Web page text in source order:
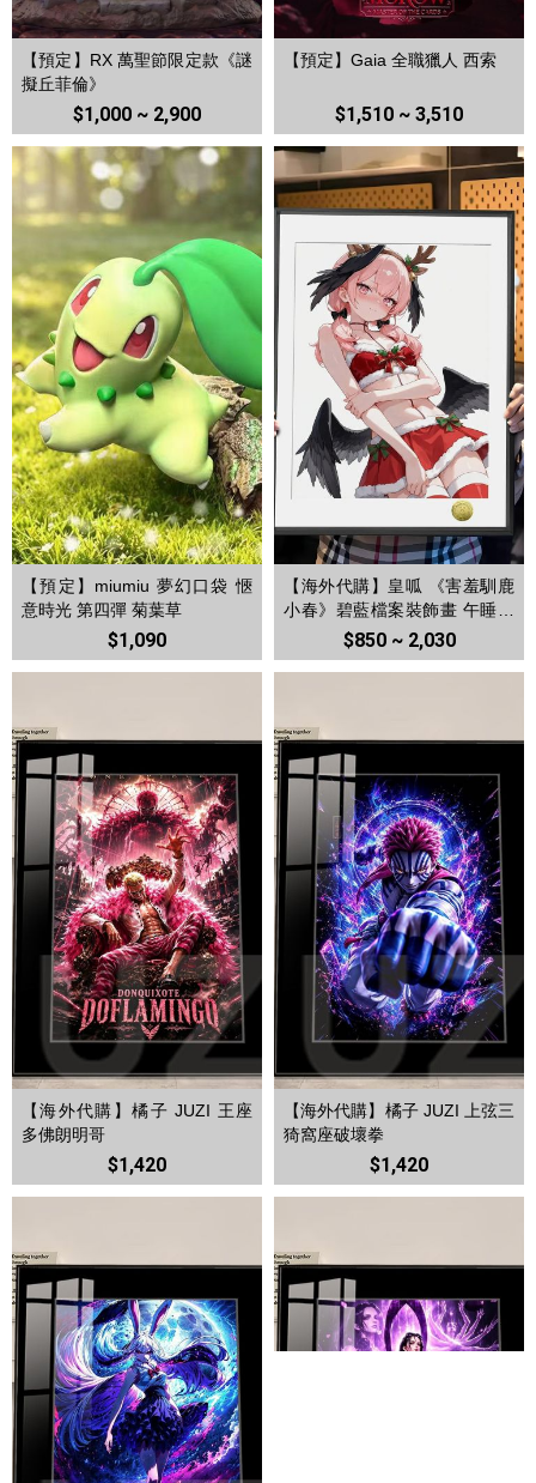
【預定】RX 萬聖節限定款《謎
擬丘菲倫》
$1,000 ~ 2,900
【預定】Gaia 全職獵人 西索
$1,510 ~ 3,510
【預定】miumiu 夢幻口袋 愜
意時光 第四彈 菊葉草
$1,090
【海外代購】皇呱 《害羞馴鹿
小春》碧藍檔案裝飾畫 午睡毯
$850 ~ 2,030
【海外代購】橘子 JUZI 王座
多佛朗明哥
$1,420
【海外代購】橘子 JUZI 上弦三
猗窩座破壞拳
$1,420